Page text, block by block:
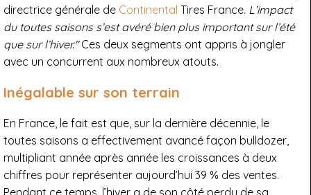
directrice générale de Continental Tires France. L’impact
du toutes saisons s’est avéré bien plus important sur l’été
que sur l’hiver."Ces deux segments ont appris à jongler
avec un concurrent aux nombreux atouts.
Inégalable sur son terrain
En France, le fait est que, sur la dernière décennie, le
toutes saisons a effectivement avancé façon bulldozer,
multipliant année après année les croissances à deux
chiffres pour représenter aujourd’hui 39 % des ventes.
Pendant ce temps, l’hiver a de son côté perdu de sa